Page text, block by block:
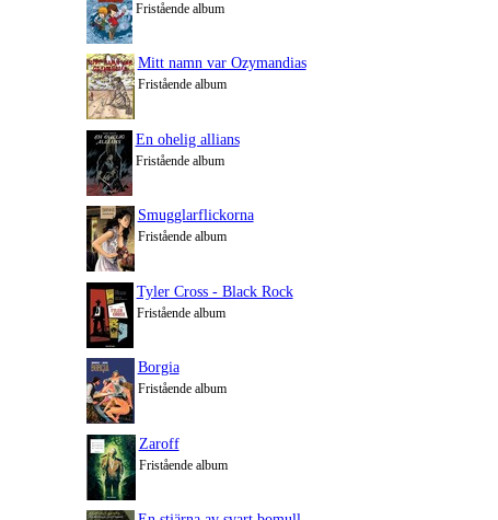
Fristående album
Mitt namn var Ozymandias
Fristående album
En ohelig allians
Fristående album
Smugglarflickorna
Fristående album
Tyler Cross - Black Rock
Fristående album
Borgia
Fristående album
Zaroff
Fristående album